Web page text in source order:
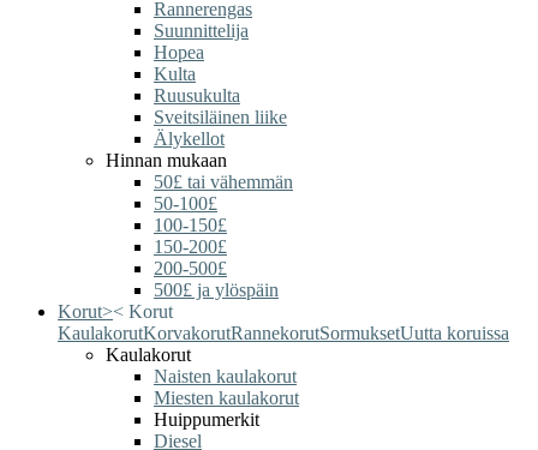
Rannerengas
Suunnittelija
Hopea
Kulta
Ruusukulta
Sveitsiläinen liike
Älykellot
Hinnan mukaan
50£ tai vähemmän
50-100£
100-150£
150-200£
200-500£
500£ ja ylöspäin
Korut>< Korut
KaulakorutKorvakorutRannekorutSormuksetUutta koruissa
Kaulakorut
Naisten kaulakorut
Miesten kaulakorut
Huippumerkit
Diesel